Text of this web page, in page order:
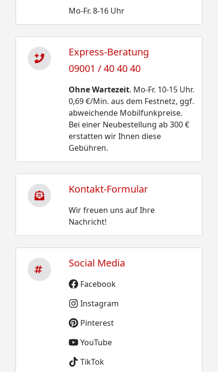
Mo-Fr. 8-16 Uhr
Express-Beratung
09001 / 40 40 40
Ohne Wartezeit. Mo-Fr. 10-15 Uhr.
0,69 €/Min. aus dem Festnetz, ggf.
abweichende Mobilfunkpreise.
Bei einer Neubestellung ab 300 €
erstatten wir Ihnen diese
Gebühren.
Kontakt-Formular
Wir freuen uns auf Ihre
Nachricht!
Social Media
Facebook
Instagram
Pinterest
YouTube
TikTok